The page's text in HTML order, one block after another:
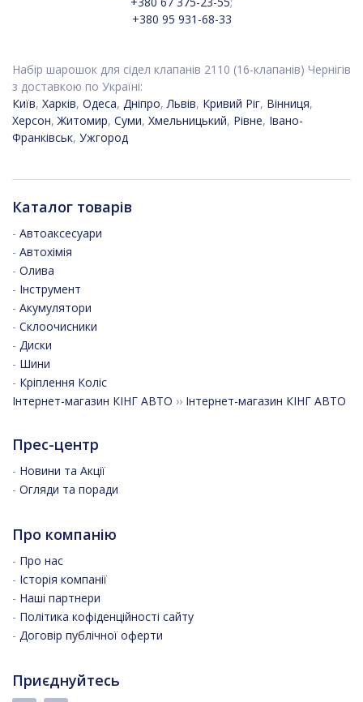
+380 95 931-68-33
Набір шарошок для сідел клапанів 2110 (16-клапанів) Чернігів
з доставкою по Україні:
Київ, Харків, Одеса, Дніпро,Львів, Кривий Ріг, Вінниця,
Херсон,Житомир, Суми, Хмельницький, Рівне, Івано-
Франківськ, Ужгород
Каталог товарів
- Автоаксесуари
- Автохімія
- Олива
- Інструмент
- Акумулятори
- Склоочисники
- Диски
- Шини
- Кріплення Коліс
Інтернет-магазин КІНГ АВТО ›› Інтернет-магазин КІНГ АВТО
Прес-центр
- Новини та Акції
- Огляди та поради
Про компанію
- Про нас
- Історія компанії
- Наші партнери
- Політика кофіденційності сайту
- Договір публічної оферти
Приєднуйтесь